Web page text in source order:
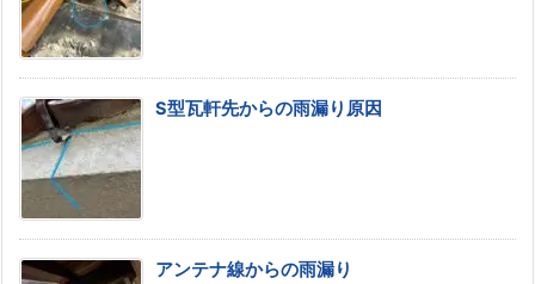
S型瓦軒先からの雨漏り原因
アンテナ線からの雨漏り